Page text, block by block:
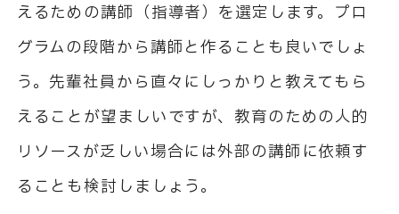
えるための講師（指導者）を選定します。プロ
グラムの段階から講師と作ることも良いでしょ
う。先輩社員から直々にしっかりと教えてもら
えることが望ましいですが、教育のための人的
リソースが乏しい場合には外部の講師に依頼す
ることも検討しましょう。